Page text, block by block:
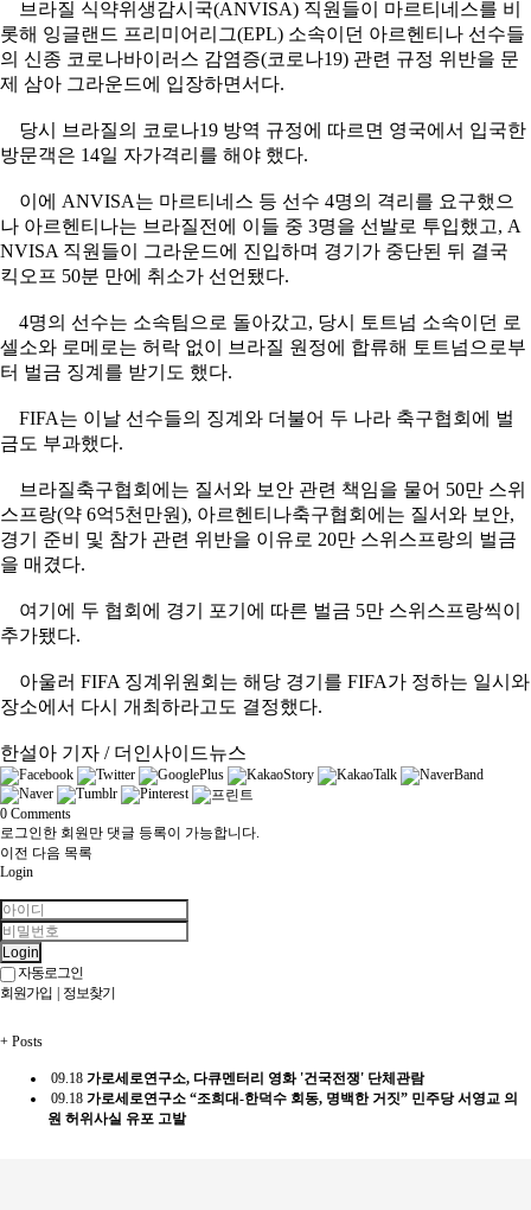
브라질 식약위생감시국(ANVISA) 직원들이 마르티네스를 비
롯해 잉글랜드 프리미어리그(EPL) 소속이던 아르헨티나 선수들
의 신종 코로나바이러스 감염증(코로나19) 관련 규정 위반을 문
제 삼아 그라운드에 입장하면서다.
당시 브라질의 코로나19 방역 규정에 따르면 영국에서 입국한
방문객은 14일 자가격리를 해야 했다.
이에 ANVISA는 마르티네스 등 선수 4명의 격리를 요구했으
나 아르헨티나는 브라질전에 이들 중 3명을 선발로 투입했고, A
NVISA 직원들이 그라운드에 진입하며 경기가 중단된 뒤 결국
킥오프 50분 만에 취소가 선언됐다.
4명의 선수는 소속팀으로 돌아갔고, 당시 토트넘 소속이던 로
셀소와 로메로는 허락 없이 브라질 원정에 합류해 토트넘으로부
터 벌금 징계를 받기도 했다.
FIFA는 이날 선수들의 징계와 더불어 두 나라 축구협회에 벌
금도 부과했다.
브라질축구협회에는 질서와 보안 관련 책임을 물어 50만 스위
스프랑(약 6억5천만원), 아르헨티나축구협회에는 질서와 보안,
경기 준비 및 참가 관련 위반을 이유로 20만 스위스프랑의 벌금
을 매겼다.
여기에 두 협회에 경기 포기에 따른 벌금 5만 스위스프랑씩이
추가됐다.
아울러 FIFA 징계위원회는 해당 경기를 FIFA가 정하는 일시와
장소에서 다시 개최하라고도 결정했다.
한설아 기자 / 더인사이드뉴스
0 Comments
로그인한 회원만 댓글 등록이 가능합니다.
이전 다음 목록
Login
Login
자동로그인
회원가입 | 정보찾기
+ Posts
09.18 가로세로연구소, 다큐멘터리 영화 '건국전쟁' 단체관람
09.18 가로세로연구소 “조희대-한덕수 회동, 명백한 거짓” 민주당 서영교 의
원 허위사실 유포 고발